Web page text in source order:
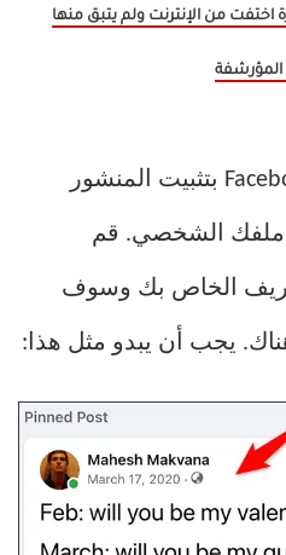
من الإنترنت ولم يتبق منها
وعلى الفور ، سيقوم Facebook بتثبيت المنشور
ملفك الشخصي. قم
الخاص بك وسوف
يجب أن يبدو مثل هذا: